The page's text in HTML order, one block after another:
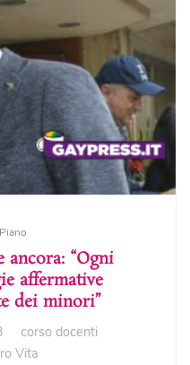
“Ogni
affermative
dei minori”
corso docenti
Vita